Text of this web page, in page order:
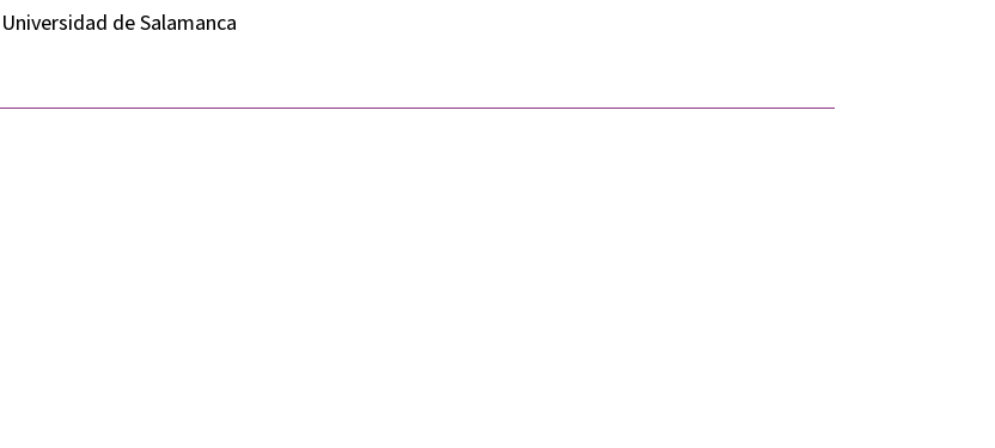
Universidad de Salamanca